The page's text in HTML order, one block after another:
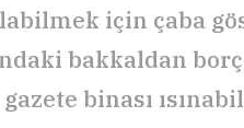
için çaba
bakkaldan
binası